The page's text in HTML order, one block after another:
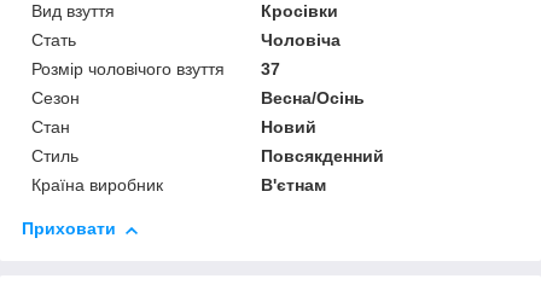
Вид взуття
Кросівки
Стать
Чоловіча
Розмір чоловічого взуття
37
Сезон
Весна/Осінь
Стан
Новий
Стиль
Повсякденний
Країна виробник
В'єтнам
Приховати